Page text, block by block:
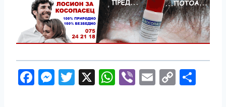
F M T X W Vi E C